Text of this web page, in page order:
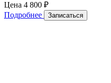
Цена 4 800 ₽
Подробнее
Записаться